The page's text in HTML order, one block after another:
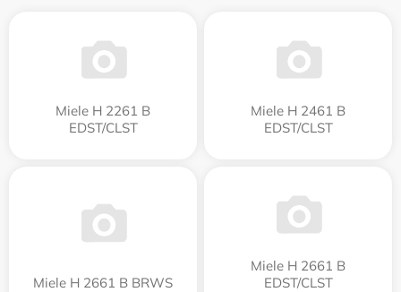
Miele H 2261 B
EDST/CLST
Miele H 2461 B
EDST/CLST
Miele H 2661 B BRWS
Miele H 2661 B
EDST/CLST